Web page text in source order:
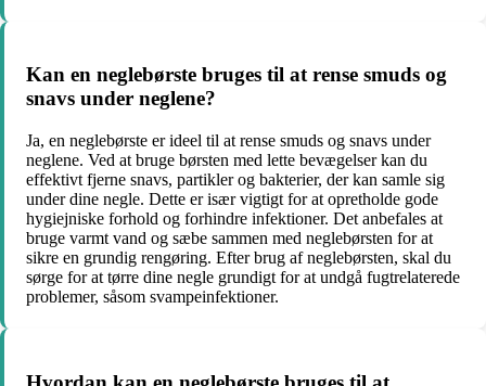
Kan en neglebørste bruges til at rense smuds og
snavs under neglene?
Ja, en neglebørste er ideel til at rense smuds og snavs under
neglene. Ved at bruge børsten med lette bevægelser kan du
effektivt fjerne snavs, partikler og bakterier, der kan samle sig
under dine negle. Dette er især vigtigt for at opretholde gode
hygiejniske forhold og forhindre infektioner. Det anbefales at
bruge varmt vand og sæbe sammen med neglebørsten for at
sikre en grundig rengøring. Efter brug af neglebørsten, skal du
sørge for at tørre dine negle grundigt for at undgå fugtrelaterede
problemer, såsom svampeinfektioner.